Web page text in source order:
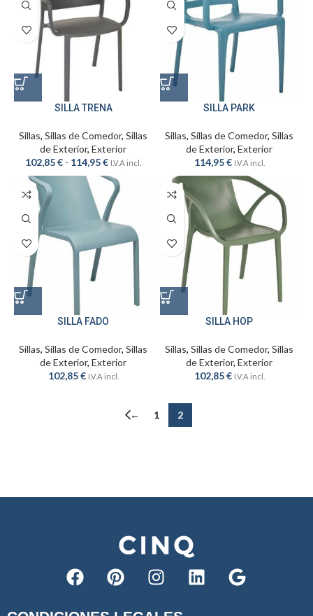
SILLA TRENA
Sillas,Sillas de Comedor,Sillas
de Exterior,Exterior
102,85€ - 114,95€ I.V.A incl.
SILLA PARK
Sillas,Sillas de Comedor,Sillas
de Exterior,Exterior
114,95€ I.V.A incl.
SILLA FADO
Sillas,Sillas de Comedor,Sillas
de Exterior,Exterior
102,85€ I.V.A incl.
SILLA HOP
Sillas,Sillas de Comedor,Sillas
de Exterior,Exterior
102,85€ I.V.A incl.
← 1 2